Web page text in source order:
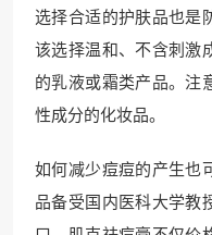
选择合适的护肤品也是
该选择温和、不含刺激
的乳液或霜类产品。注
性成分的化妆品。
如何减少痘痘的产生也
品备受国内医科大学教